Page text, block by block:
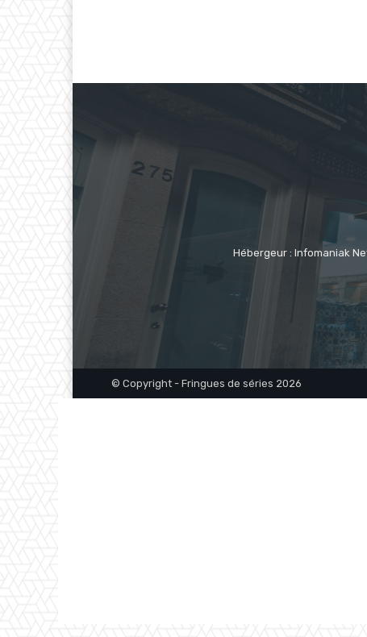
Hébergeur : Infomaniak
© Copyright - Fringues de séries 2026